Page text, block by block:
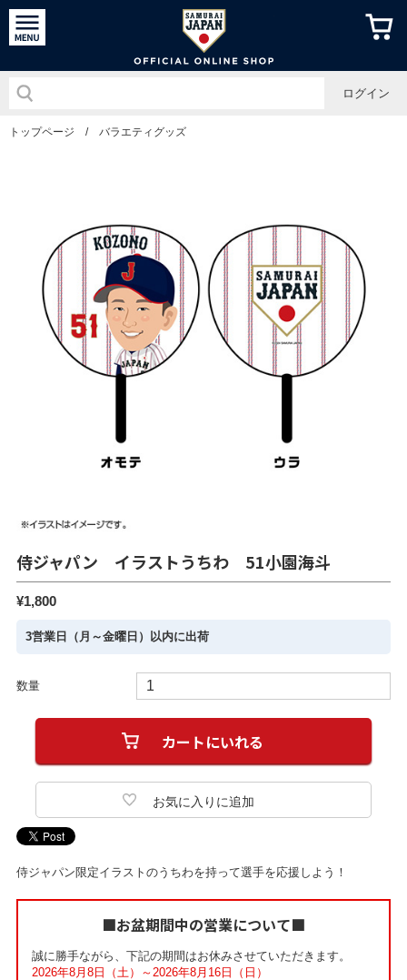
侍ジャパ
ログイン
トップページ / バラエティグッズ
侍ジャパン イラストうちわ 51小園海斗
¥1,800
3営業日（月～金曜日）以内に出荷
数量
侍ジャパン限定イラストのうちわを持って選手を応援しよう！
■お盆期間中の営業について■
誠に勝手ながら、下記の期間はお休みさせていただきます。
2026年8月8日（土）～2026年8月16日（日）